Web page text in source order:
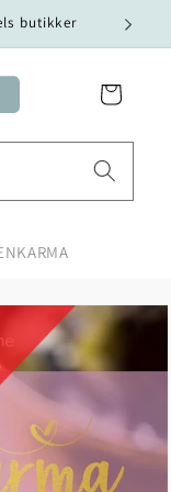
butikker Vi
Indkøbskurv